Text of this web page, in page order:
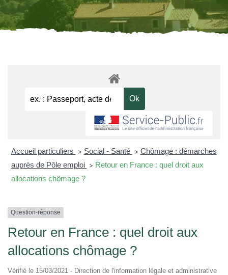
Accueil particuliers > Social - Santé > Chômage : démarches
auprès de Pôle emploi > Retour en France : quel droit aux
allocations chômage ?
Question-réponse
Retour en France : quel droit aux
allocations chômage ?
Vérifié le 15/03/2021 - Direction de l'information légale et administrative